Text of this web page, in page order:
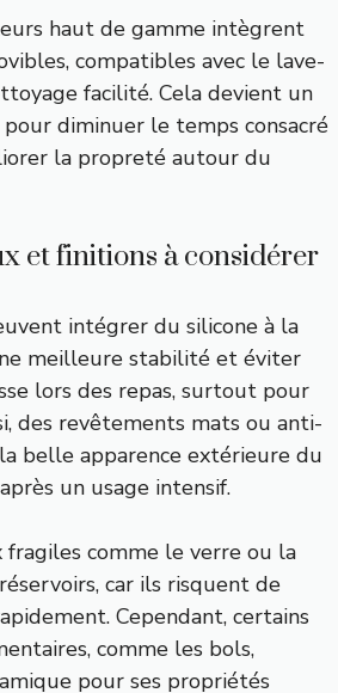
haut de gamme intègrent
compatibles avec le lave-
facilité. Cela devient un
diminuer le temps consacré
la propreté autour du
et finitions à considérer
intégrer du silicone à la
meilleure stabilité et éviter
lors des repas, surtout pour
des revêtements mats ou anti-
belle apparence extérieure du
un usage intensif.
fragiles comme le verre ou la
car ils risquent de
Cependant, certains
comme les bols,
pour ses propriétés